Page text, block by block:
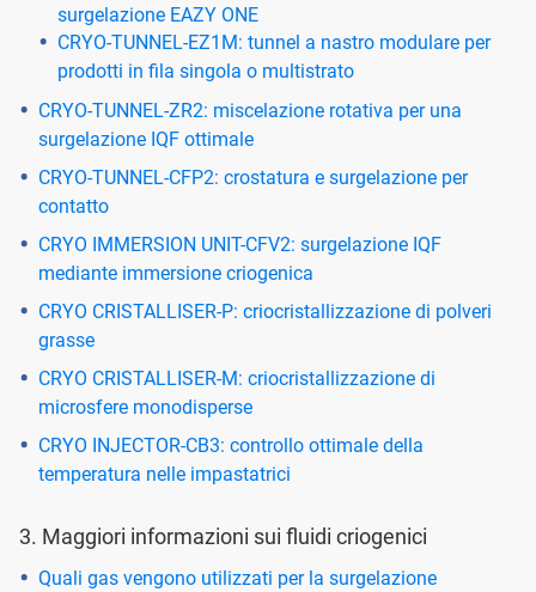
surgelazione EAZY ONE
CRYO-TUNNEL-EZ1M: tunnel a nastro modulare per
prodotti in fila singola o multistrato
CRYO-TUNNEL-ZR2: miscelazione rotativa per una
surgelazione IQF ottimale
CRYO-TUNNEL-CFP2: crostatura e surgelazione per
contatto
CRYO IMMERSION UNIT-CFV2: surgelazione IQF
mediante immersione criogenica
CRYO CRISTALLISER-P: criocristallizzazione di polveri
grasse
CRYO CRISTALLISER-M: criocristallizzazione di
microsfere monodisperse
CRYO INJECTOR-CB3: controllo ottimale della
temperatura nelle impastatrici
3. Maggiori informazioni sui fluidi criogenici
Quali gas vengono utilizzati per la surgelazione